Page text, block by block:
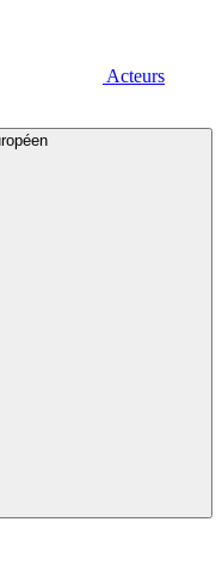
Acteurs